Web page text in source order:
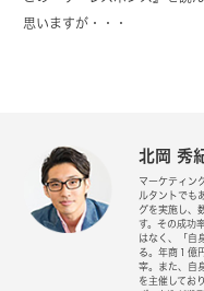
思いますが・・・
北岡 秀
マーケティン
ルタントでも
グを実施し、
す。その成功
はなく、「自
る。年商１億
宰。また、自
を主催してお